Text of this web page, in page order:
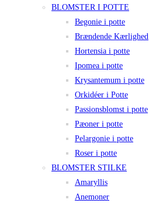
BLOMSTER I POTTE
Begonie i potte
Brændende Kærlighed
Hortensia i potte
Ipomea i potte
Krysantemum i potte
Orkidéer i Potte
Passionsblomst i potte
Pæoner i potte
Pelargonie i potte
Roser i potte
BLOMSTER STILKE
Amaryllis
Anemoner